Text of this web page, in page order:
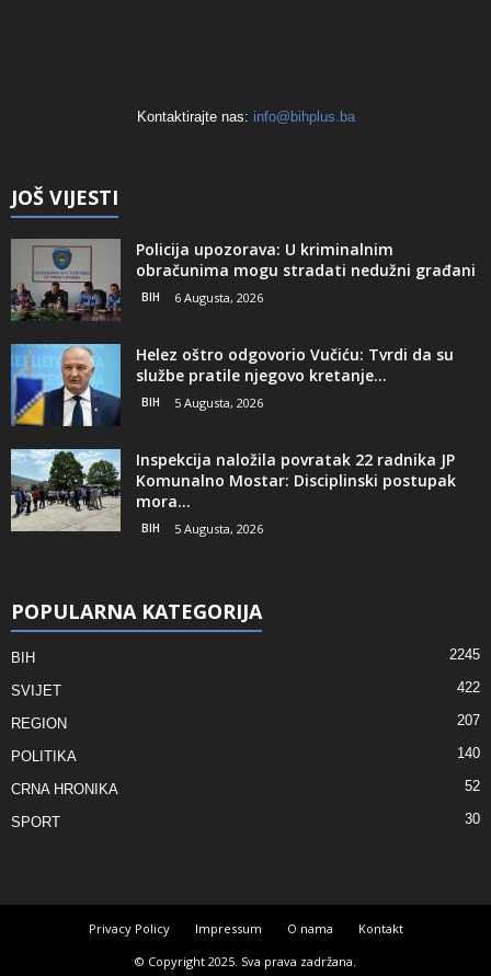
Kontaktirajte nas: info@bihplus.ba
JOŠ VIJESTI
Policija upozorava: U kriminalnim
obračunima mogu stradati nedužni građani
BIH 6 Augusta, 2026
Helez oštro odgovorio Vučiću: Tvrdi da su
službe pratile njegovo kretanje...
BIH 5 Augusta, 2026
Inspekcija naložila povratak 22 radnika JP
Komunalno Mostar: Disciplinski postupak
mora...
BIH 5 Augusta, 2026
POPULARNA KATEGORIJA
BIH 2245
SVIJET 422
REGION 207
POLITIKA 140
CRNA HRONIKA 52
SPORT 30
Privacy Policy Impressum O nama
Kontakt
© Copyright 2025. Sva prava zadržana.